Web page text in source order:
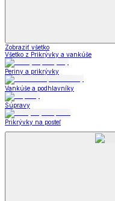
Zobraziť všetko
Všetko z Prikrývky a vankúše
Periny a prikrývky
Vankúše a podhlavníky
Súpravy
Prikrývky na posteľ